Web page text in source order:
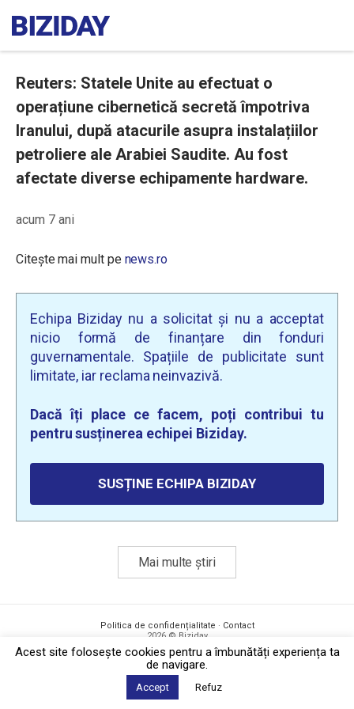
Reuters: Statele Unite au efectuat o
operațiune cibernetică secretă împotriva
Iranului, după atacurile asupra instalațiilor
petroliere ale Arabiei Saudite. Au fost
afectate diverse echipamente hardware.
acum 7 ani
Citește mai mult pe news.ro
Echipa Biziday nu a solicitat și nu a acceptat
nicio formă de finanțare din fonduri
guvernamentale. Spațiile de publicitate sunt
limitate, iar reclama neinvazivă.
Dacă îți place ce facem, poți contribui tu
pentru susținerea echipei Biziday.
SUSȚINE ECHIPA BIZIDAY
Mai multe știri
Politica de confidențialitate · Contact
2026 © Biziday
Acest site foloseşte cookies pentru a îmbunătăți experiența ta
de navigare.
Accept Refuz